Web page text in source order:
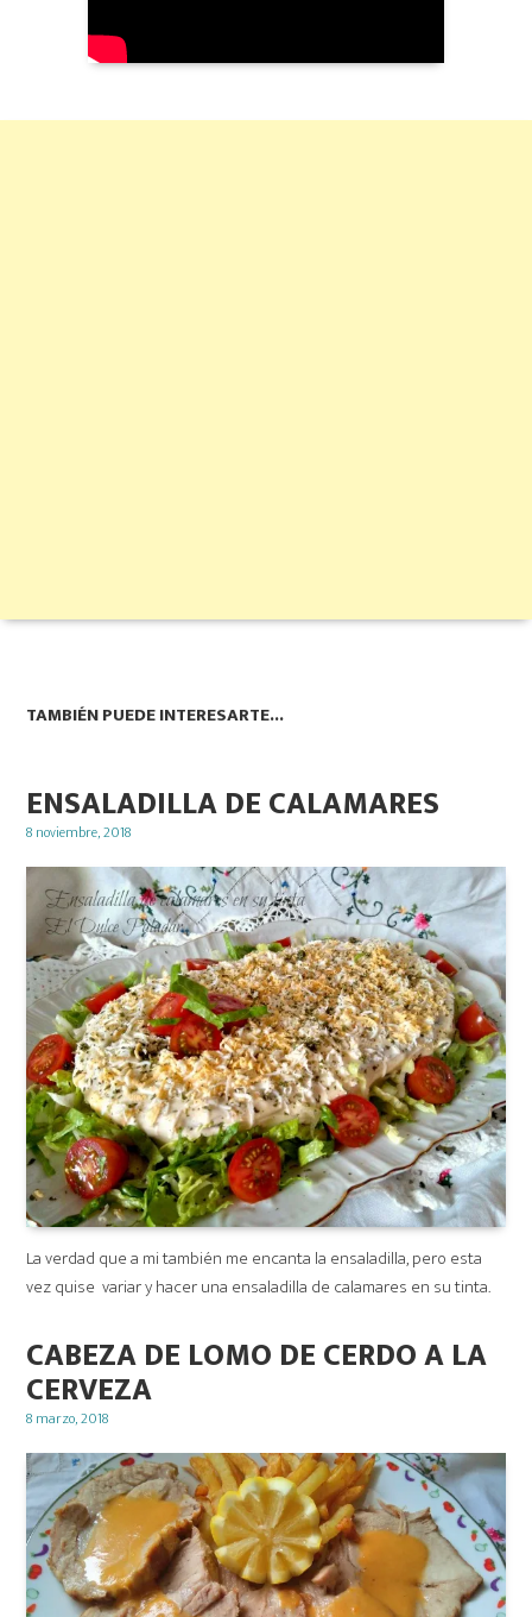
TAMBIÉN PUEDE INTERESARTE...
ENSALADILLA DE CALAMARES
Posted
8 noviembre, 2018
La verdad que a mi también me encanta la ensaladilla, pero esta
vez quise variar y hacer una ensaladilla de calamares en su tinta.
CABEZA DE LOMO DE CERDO A LA
CERVEZA
Posted
8 marzo, 2018